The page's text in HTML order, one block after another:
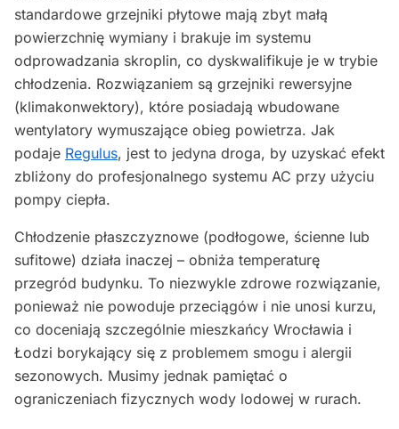
standardowe grzejniki płytowe mają zbyt małą
powierzchnię wymiany i brakuje im systemu
odprowadzania skroplin, co dyskwalifikuje je w trybie
chłodzenia. Rozwiązaniem są grzejniki rewersyjne
(klimakonwektory), które posiadają wbudowane
wentylatory wymuszające obieg powietrza. Jak
podaje Regulus, jest to jedyna droga, by uzyskać efekt
zbliżony do profesjonalnego systemu AC przy użyciu
pompy ciepła.
Chłodzenie płaszczyznowe (podłogowe, ścienne lub
sufitowe) działa inaczej – obniża temperaturę
przegród budynku. To niezwykle zdrowe rozwiązanie,
ponieważ nie powoduje przeciągów i nie unosi kurzu,
co doceniają szczególnie mieszkańcy Wrocławia i
Łodzi borykający się z problemem smogu i alergii
sezonowych. Musimy jednak pamiętać o
ograniczeniach fizycznych wody lodowej w rurach.